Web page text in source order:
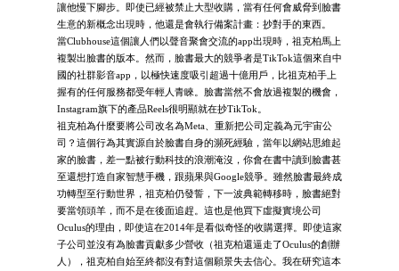
讓他慢下腳步。即使已經被禁止大型收購，當有任何會威脅到臉書
生意的新概念出現時，他還是會執行備案計畫：抄對手的東西。
當Clubhouse這個讓人們以聲音聚會交流的app出現時，祖克柏馬上
複製出臉書的版本。然而，臉書最大的競爭者是TikTok這個來自中
國的社群影音app，以極快速度吸引超過十億用戶，比祖克柏手上
握有的任何服務都受年輕人青睞。臉書當然不會放過複製的機會，
Instagram旗下的產品Reels很明顯就在抄TikTok。
祖克柏為什麼要將公司改名為Meta、重新把公司定義為元宇宙公
司？這個行為其實源自於臉書自身的瀕死經驗，當年以網站思維起
家的臉書，差一點被行動科技的浪潮淹沒，你會在書中讀到臉書甚
至還想打造自家智慧手機，跟蘋果與Google競爭。雖然臉書最終成
功轉型至行動世界，祖克柏仍發誓，下一波典範轉移時，臉書絕對
要當領頭羊，而不是在後面追趕。這也是他買下虛擬實境公司
Oculus的理由，即使這在2014年是看似奇怪的收購選擇。即使這家
子公司並沒有為臉書貢獻多少營收（祖克柏還逼走了Oculus的創辦
人），祖克柏自始至終都沒有對這個願景失去信心。我在研究這本